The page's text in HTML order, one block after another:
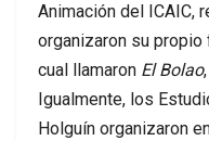
Animación del ICAIC,
organizaron su
cual llamaron El Bolao
Igualmente, los
Holguín organizaron